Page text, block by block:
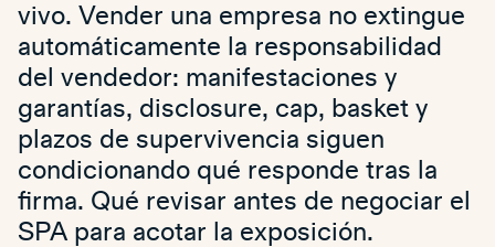
vivo. Vender una empresa no extingue
automáticamente la responsabilidad
del vendedor: manifestaciones y
garantías, disclosure, cap, basket y
plazos de supervivencia siguen
condicionando qué responde tras la
firma. Qué revisar antes de negociar el
SPA para acotar la exposición.